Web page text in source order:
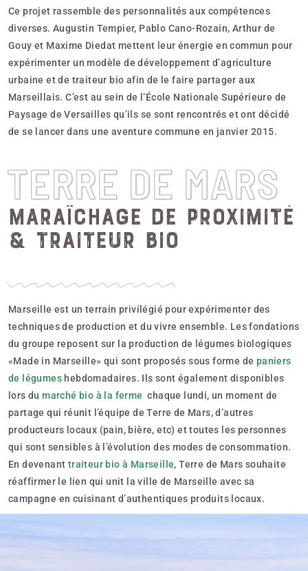
Ce projet rassemble des personnalités aux compétences
diverses. Augustin Tempier, Pablo Cano-Rozain, Arthur de
Gouy et Maxime Diedat mettent leur énergie en commun pour
expérimenter un modèle de développement d’agriculture
urbaine et de traiteur bio afin de le faire partager aux
Marseillais. C’est au sein de l’École Nationale Supérieure de
Paysage de Versailles qu’ils se sont rencontrés et ont décidé
de se lancer dans une aventure commune en janvier 2015.
TERRE DE MARS
Maraîchage de proximité
& traiteur bio
Marseille est un terrain privilégié pour expérimenter des
techniques de production et du vivre ensemble. Les fondations
du groupe reposent sur la production de légumes biologiques
«Made in Marseille» qui sont proposés sous forme de paniers
de légumes hebdomadaires. Ils sont également disponibles
lors dumarché bio à la ferme chaque lundi, un moment de
partage qui réunit l’équipe de Terre de Mars, d’autres
producteurs locaux (pain, bière, etc) et toutes les personnes
qui sont sensibles à l’évolution des modes de consommation.
En devenant traiteur bio à Marseille, Terre de Mars souhaite
réaffirmer le lien qui unit la ville de Marseille avec sa
campagne en cuisinant d’authentiques produits locaux.